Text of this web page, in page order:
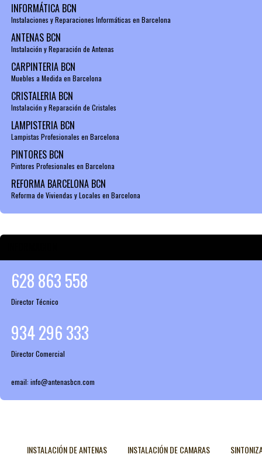
INFORMÁTICA BCN
Instalaciones y Reparaciones Informáticas en Barcelona
ANTENAS BCN
Instalación y Reparación de Antenas
CARPINTERIA BCN
Muebles a Medida en Barcelona
CRISTALERIA BCN
Instalación y Reparación de Cristales
LAMPISTERIA BCN
Lampistas Profesionales en Barcelona
PINTORES BCN
Pintores Profesionales en Barcelona
REFORMA BARCELONA BCN
Reforma de Viviendas y Locales en Barcelona
628 863 558
Director Técnico
934 296 333
Director Comercial
email: info@antenasbcn.com
INSTALACIÓN DE ANTENAS INSTALACIÓN DE CAMARAS